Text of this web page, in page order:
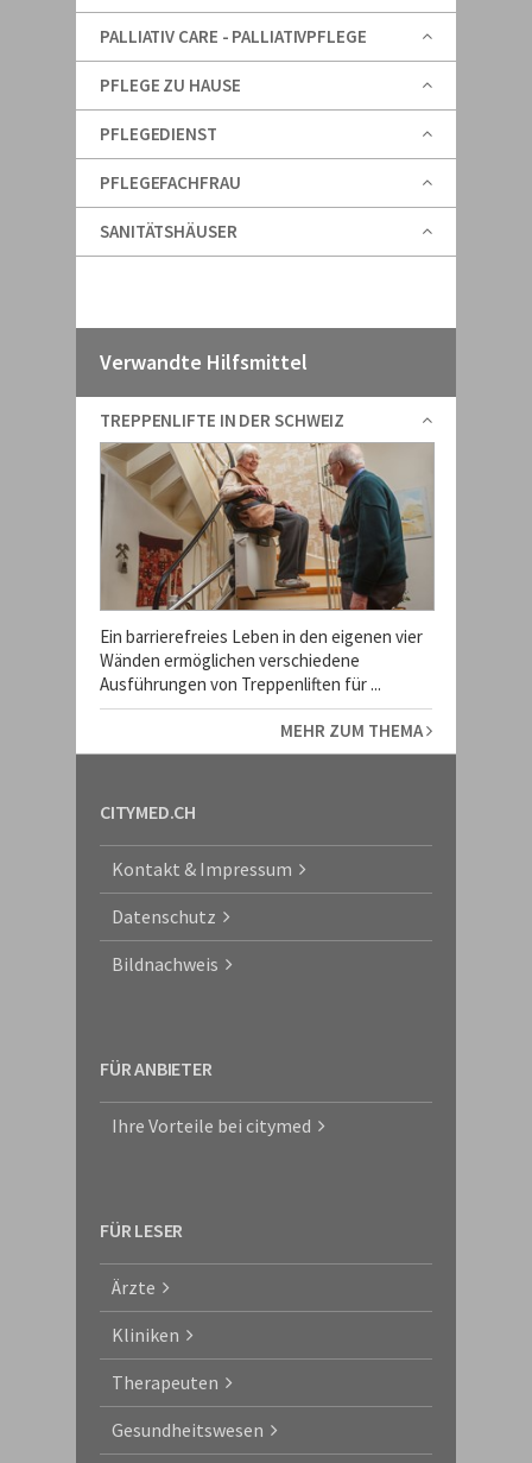
PALLIATIV CARE - PALLIATIVPFLEGE
PFLEGE ZU HAUSE
PFLEGEDIENST
PFLEGEFACHFRAU
SANITÄTSHÄUSER
Verwandte Hilfsmittel
TREPPENLIFTE IN DER SCHWEIZ
Ein barrierefreies Leben in den eigenen vier
Wänden ermöglichen verschiedene
Ausführungen von Treppenliften für ...
MEHR ZUM THEMA
CITYMED.CH
Kontakt & Impressum
Datenschutz
Bildnachweis
FÜR ANBIETER
Ihre Vorteile bei citymed
FÜR LESER
Ärzte
Kliniken
Therapeuten
Gesundheitswesen